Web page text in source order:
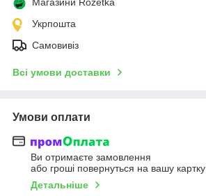
Укрпошта
Самовивіз
Всі умови доставки
Умови оплати
Ви отримаєте замовлення
або гроші повернуться на вашу картку
Детальніше